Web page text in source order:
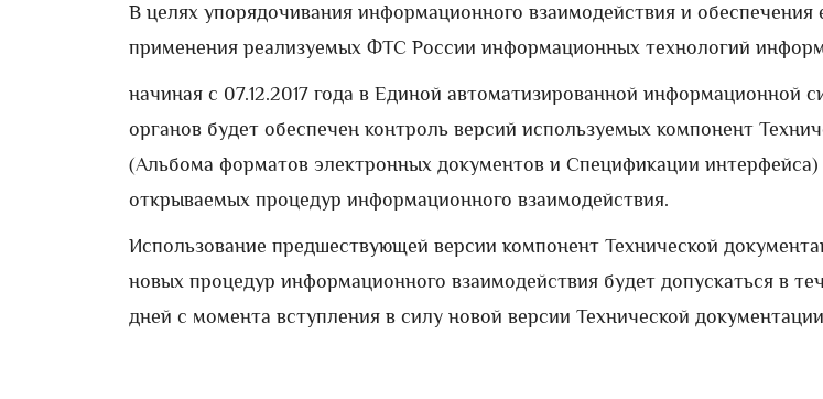
В целях упорядочивания информационного взаимодействия и обеспечения
применения реализуемых ФТС России информационных технологий
начиная с 07.12.2017 года в Единой автоматизированной информационной
органов будет обеспечен контроль версий используемых компонент
(Альбома форматов электронных документов и Спецификации интерфейса)
открываемых процедур информационного взаимодействия.
Использование предшествующей версии компонент Технической
новых процедур информационного взаимодействия будет допускаться в
дней с момента вступления в силу новой версии Технической